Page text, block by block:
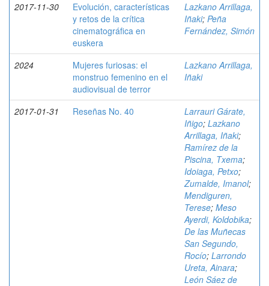
2017-11-30
Evolución, características
y retos de la crítica
cinematográfica en
euskera
Lazkano Arrillaga,
Iñaki; Peña
Fernández, Simón
2024
Mujeres furiosas: el
monstruo femenino en el
audiovisual de terror
Lazkano Arrillaga,
Iñaki
2017-01-31 Reseñas No. 40
Larrauri Gárate,
Iñigo; Lazkano
Arrillaga, Iñaki;
Ramírez de la
Piscina, Txema;
Idoiaga, Petxo;
Zumalde, Imanol;
Mendiguren,
Terese; Meso
Ayerdi, Koldobika;
De las Muñecas
San Segundo,
Rocío; Larrondo
Ureta, Ainara;
León Sáez de